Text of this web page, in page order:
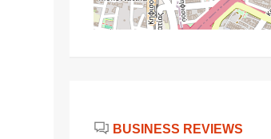
BUSINESS REVIEWS